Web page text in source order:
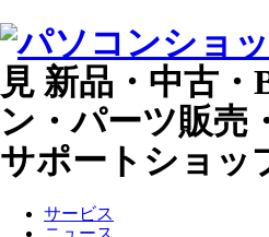
見 新品・中古・
ン・パーツ販売
サポートショッ
サービス
ニュース